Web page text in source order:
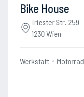
Bike House
Triester Str. 259
1230 Wien
Werkstatt Motorrad